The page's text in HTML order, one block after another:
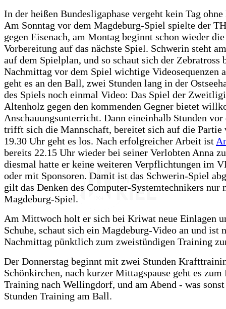
In der heißen Bundesligaphase vergeht kein Tag
Am Sonntag vor dem Magdeburg-Spiel spielte der
gegen Eisenach, am Montag beginnt schon wieder die
Vorbereitung auf das nächste Spiel. Schwerin steht
auf dem Spielplan, und so schaut sich der Zebratross
Nachmittag vor dem Spiel wichtige Videosequenzen
geht es an den Ball, zwei Stunden lang in der
des Spiels noch einmal Video: Das Spiel der
Altenholz gegen den kommenden Gegner bietet
Anschauungsunterricht. Dann eineinhalb Stunden
trifft sich die Mannschaft, bereitet sich auf die Partie
19.30 Uhr geht es los. Nach erfolgreicher Arbeit ist
bereits 22.15 Uhr wieder bei seiner Verlobten Anna
diesmal hatte er keine weiteren Verpflichtungen im
oder mit Sponsoren. Damit ist das Schwerin-Spiel
gilt das Denken des Computer-Systemtechnikers nur
Magdeburg-Spiel.
Am Mittwoch holt er sich bei Kriwat neue Einlagen
Schuhe, schaut sich ein Magdeburg-Video an und ist
Nachmittag pünktlich zum zweistündigen Training
Der Donnerstag beginnt mit zwei Stunden
Schönkirchen, nach kurzer Mittagspause geht es zum
Training nach Wellingdorf, und am Abend - was
Stunden Training am Ball.